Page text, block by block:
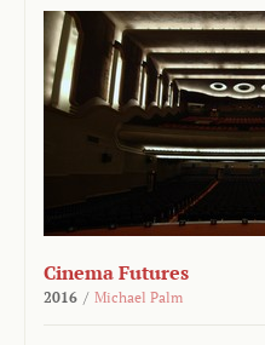
Cinema Futures
2016 / Michael Palm